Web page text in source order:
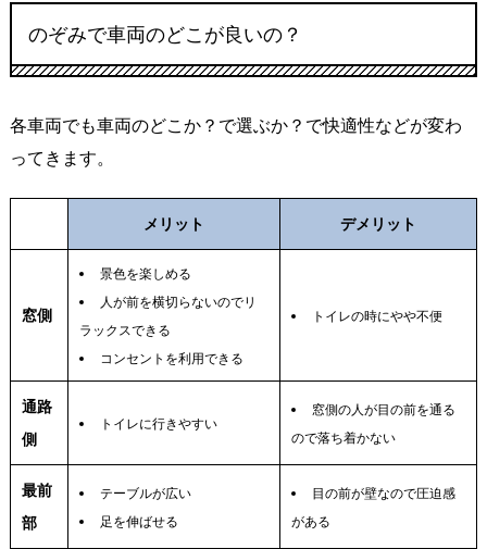
のぞみで車両のどこが良いの？
各車両でも車両のどこか？で選ぶか？で快適性などが変わ
ってきます。
メリット デメリット
窓側
景色を楽しめる
人が前を横切らないのでリ
ラックスできる
コンセントを利用できる
トイレの時にやや不便
通路
側
トイレに行きやすい
窓側の人が目の前を通る
ので落ち着かない
最前
部
テーブルが広い
足を伸ばせる
目の前が壁なので圧迫感
がある